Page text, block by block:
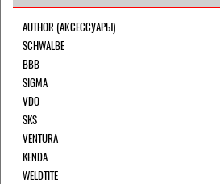
AUTHOR (АКСЕССУАРЫ)
SCHWALBE
BBB
SIGMA
VDO
SKS
VENTURA
KENDA
WELDTITE